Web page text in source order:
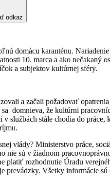
odkaz
domácu karanténu.
10. marca a ako
a subjektov kultúrnej sféry.
a začali požadovať
domnieva, že kultúrni
službách stále chodia do
vlády? Ministerstvo práce,
nie sú v žiadnom
platiť rozhodnutie Úradu
prevádzky. Všetky informácie sú